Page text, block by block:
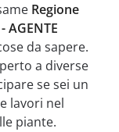
Regione
AGENTE
da sapere.
a diverse
se sei un
lavori nel
piante.